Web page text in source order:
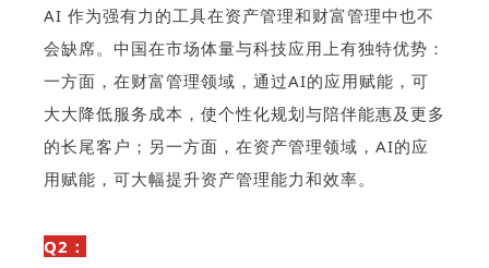
AI 作为强有力的工具在资产管理和财富管理中也不
会缺席。中国在市场体量与科技应用上有独特优势：
一方面，在财富管理领域，通过AI的应用赋能，可
大大降低服务成本，使个性化规划与陪伴能惠及更多
的长尾客户；另一方面，在资产管理领域，AI的应
用赋能，可大幅提升资产管理能力和效率。
Q2：